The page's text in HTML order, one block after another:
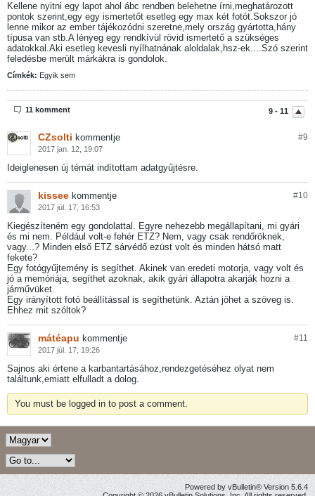
Kellene nyitni egy lapot ahol ábc rendben belehetne írni,meghatározott
pontok szerint,egy egy ismertetőt esetleg egy max két fotót.Sokszor jó
lenne mikor az ember tájékozódni szeretne,mely ország gyártotta,hány
típusa van stb.A lényeg egy rendkívül rövid ismertető a szükséges
adatokkal.Aki esetleg kevesli nyílhatnának aloldalak,hsz-ek....Szó szerint
feledésbe merült márkákra is gondolok.
Címkék: Egyik sem
9 - 11
11 komment
#9
CZsolti kommentje
2017 jan. 12, 19:07
Ideiglenesen új témát indítottam adatgyűjtésre.
#10
kissee kommentje
2017 júl. 17, 16:53
Kiegészíteném egy gondolattal. Egyre nehezebb megállapítani, mi gyári
és mi nem. Például volt-e fehér ETZ? Nem, vagy csak rendőröknek,
vagy...? Minden első ETZ sárvédő ezüst volt és minden hátsó matt
fekete?
Egy fotógyűjtemény is segíthet. Akinek van eredeti motorja, vagy volt és
jó a memóriája, segíthet azoknak, akik gyári állapotra akarják hozni a
járművüket.
Egy irányított fotó beállítással is segíthetünk. Aztán jöhet a szöveg is.
Ehhez mit szóltok?
#11
mátéapu kommentje
2017 júl. 17, 19:26
Sajnos aki értene a karbantartásához,rendezgetéséhez olyat nem
találtunk,emiatt elfulladt a dolog.
You must be logged in to post a comment.
Powered by vBulletin® Version 5.6.4